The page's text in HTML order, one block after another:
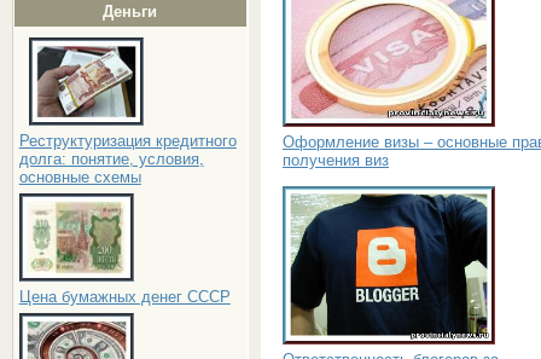
Деньги
Реструктуризация кредитного
долга: понятие, условия,
основные схемы
Цена бумажных денег СССР
Оформление визы – основные
получения виз